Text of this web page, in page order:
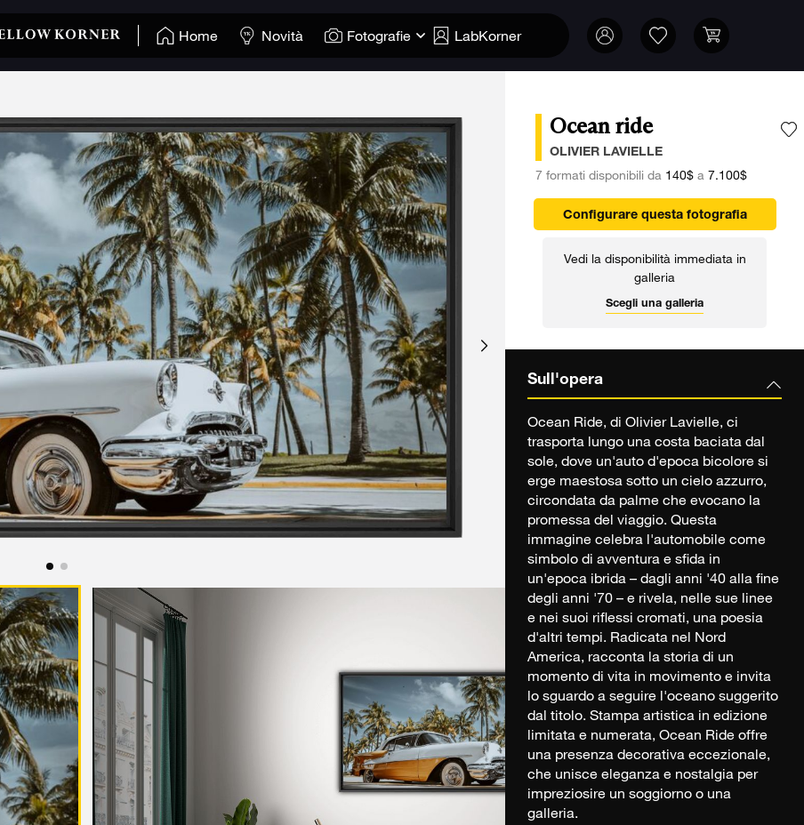
Home Novità Fotografie LabKorner
Ocean ride
OLIVIER LAVIELLE
7 formati disponibili da 140$a 7.100$
Configurare questa fotografia
Vedi la disponibilità immediata in
galleria
Scegli una galleria
Sull'opera
Ocean Ride, di Olivier Lavielle, ci
trasporta lungo una costa baciata dal
sole, dove un'auto d'epoca bicolore si
erge maestosa sotto un cielo azzurro,
circondata da palme che evocano la
promessa del viaggio. Questa
immagine celebra l'automobile come
simbolo di avventura e sfida in
un'epoca ibrida – dagli anni '40 alla fine
degli anni '70 – e rivela, nelle sue linee
e nei suoi riflessi cromati, una poesia
d'altri tempi. Radicata nel Nord
America, racconta la storia di un
momento di vita in movimento e invita
lo sguardo a seguire l'oceano suggerito
dal titolo. Stampa artistica in edizione
limitata e numerata, Ocean Ride offre
una presenza decorativa eccezionale,
che unisce eleganza e nostalgia per
impreziosire un soggiorno o una
galleria.